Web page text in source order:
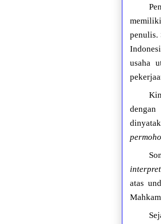
penulis.
usaha
atas